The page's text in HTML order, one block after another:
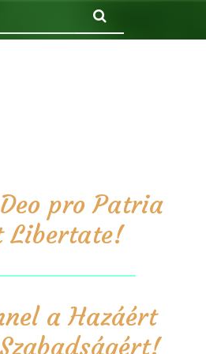
pro Patria
Libertate!
a Hazáért